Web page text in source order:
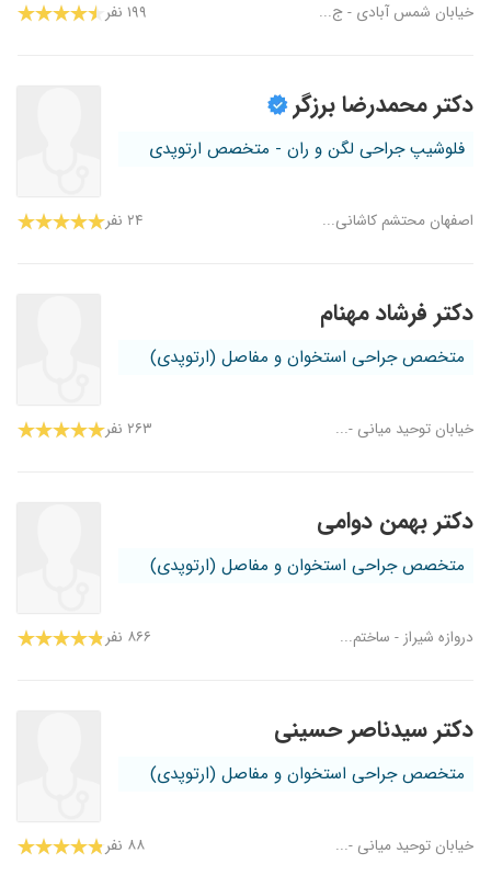
خیابان شمس آبادی - ج... ۱۹۹ نفر
دکتر محمدرضا برزگر
فلوشیپ جراحی لگن و ران - متخصص ارتوپدی
اصفهان محتشم کاشانی... ۲۴ نفر
دکتر فرشاد مهنام
متخصص جراحی استخوان و مفاصل (ارتوپدی)
خیابان توحید میانی -... ۲۶۳ نفر
دکتر بهمن دوامی
متخصص جراحی استخوان و مفاصل (ارتوپدی)
دروازه شیراز - ساختم... ۸۶۶ نفر
دکتر سیدناصر حسینی
متخصص جراحی استخوان و مفاصل (ارتوپدی)
خیابان توحید میانی -... ۸۸ نفر